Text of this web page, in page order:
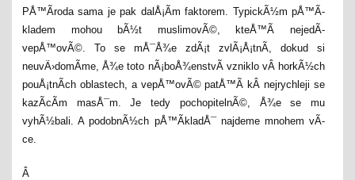
PÅ™Ã­roda sama je pak dalÅ¡Ã­m faktorem. TypickÃ½m pÅ™Ã­
kladem mohou bÃ½t muslimovÃ©, kteÅ™Ã­ nejedÃ­
vepÅ™ovÃ©. To se mÅ¯Å¾e zdÃ¡t zvlÃ¡Å¡tnÃ­, dokud si
neuvÄ›domÃ­me, Å¾e toto nÃ¡boÅ¾enstvÃ­ vzniklo vÂ horkÃ½ch
pouÅ¡tnÃ­ch oblastech, a vepÅ™ovÃ© patÅ™Ã­ kÂ nejrychleji se
kazÃ­cÃ­m masÅ¯m. Je tedy pochopitelnÃ©, Å¾e se mu
vyhÃ½bali. A podobnÃ½ch pÅ™Ã­kladÅ¯ najdeme mnohem vÃ­
ce.
Â